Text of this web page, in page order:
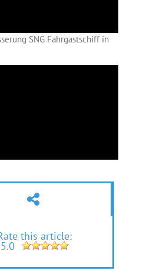
SNG Fahrgastschiff in
this article:
5.0